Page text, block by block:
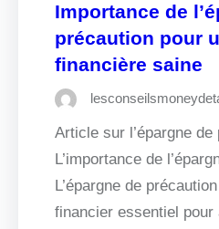
Importance de
précaution pour
financière saine
Article sur l’épargne de
L’importance de
L’épargne de
financier essentiel